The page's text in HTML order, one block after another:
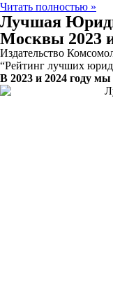
Читать полностью »
Лучшая
Москвы 2023
Издательство
“Рейтинг лучших
В 2023 и 2024 году мы